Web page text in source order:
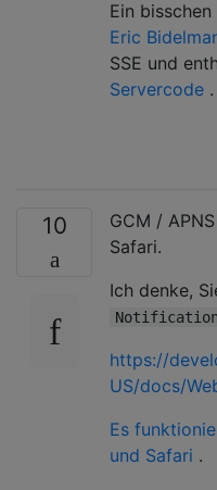
Ein
Eric
SSE und
Servercode .
10
GCM /
Safari.
Ich denke,
Notification
https://
US/docs/
Es
und Safari .